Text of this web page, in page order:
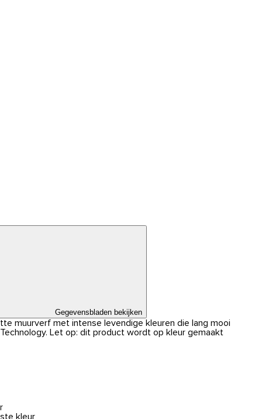
Gegevensbladen bekijken
muurverf met intense levendige kleuren die lang mooi
Let op: dit product wordt op kleur gemaakt
kleur